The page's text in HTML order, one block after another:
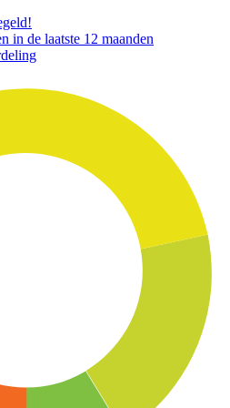
in de laatste 12 maanden